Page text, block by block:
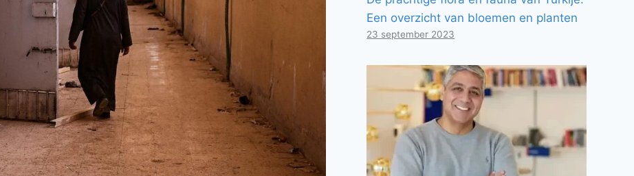
Een overzicht van bloemen en planten
23 september 2023